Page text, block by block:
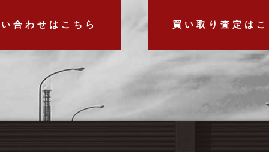
合わせはこちら 買い取り査定は